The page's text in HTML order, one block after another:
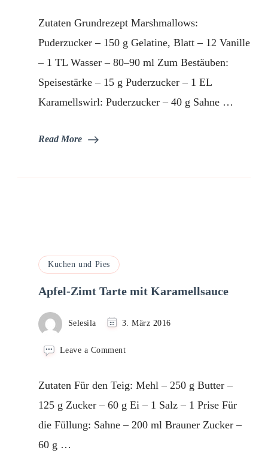
Zutaten Grundrezept Marshmallows:
Puderzucker – 150 g Gelatine, Blatt – 12 Vanille
– 1 TL Wasser – 80–90 ml Zum Bestäuben:
Speisestärke – 15 g Puderzucker – 1 EL
Karamellswirl: Puderzucker – 40 g Sahne …
Read More
Kuchen und Pies
Apfel-Zimt Tarte mit Karamellsauce
Selesila 3. März 2016
Leave a Commenton
Tarte
mit
Karamellsauce
Zutaten Für den Teig: Mehl – 250 g Butter –
125 g Zucker – 60 g Ei – 1 Salz – 1 Prise Für
die Füllung: Sahne – 200 ml Brauner Zucker –
60 g …